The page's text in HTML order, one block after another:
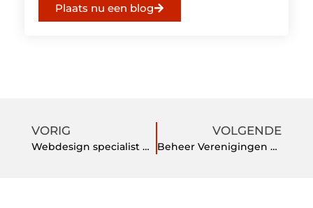
Plaats nu een blog
VORIG
Webdesign specialist Amsterdam
VOLGENDE
Beheer Verenigingen van Eigenaren Amsterdam